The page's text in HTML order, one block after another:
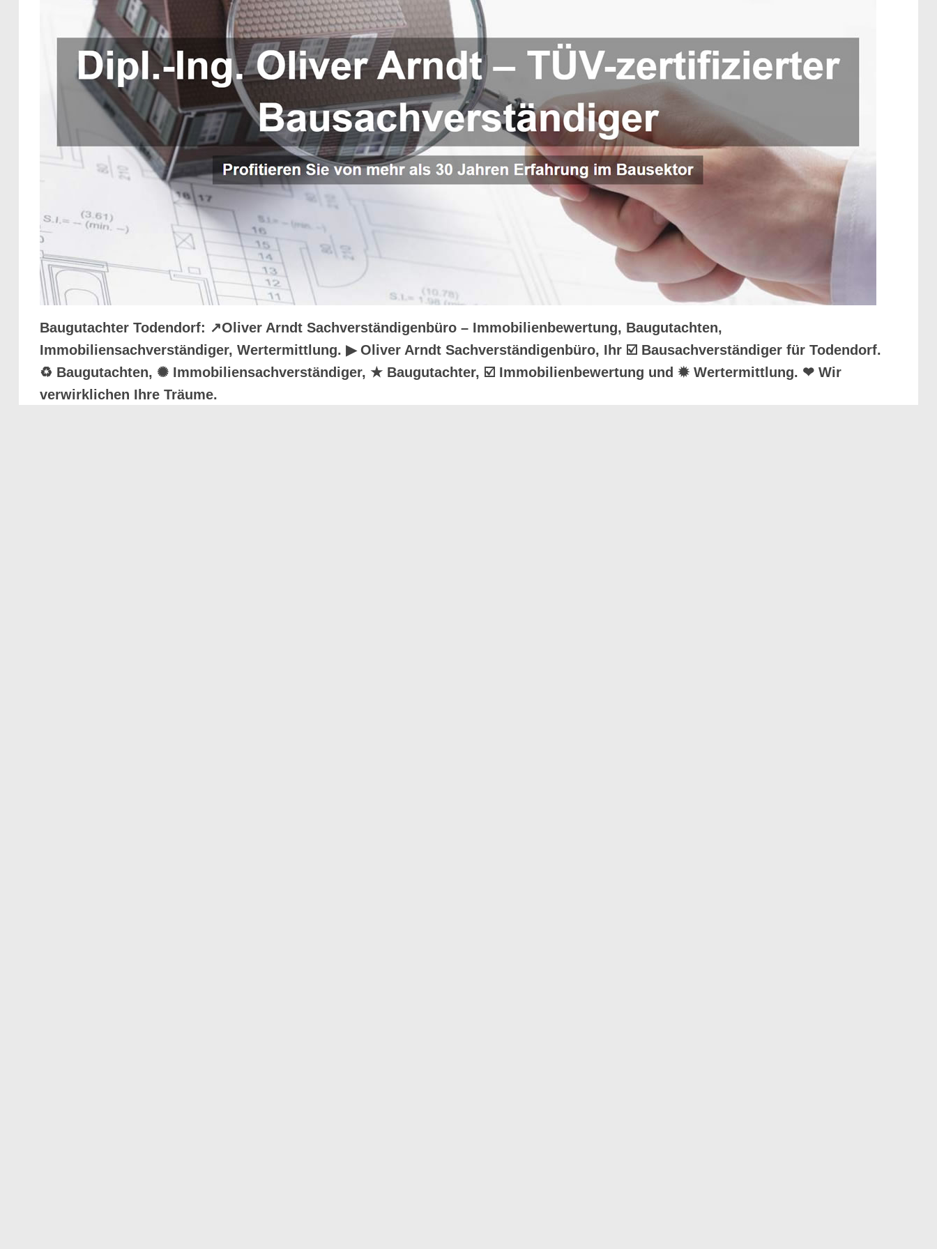
Baugutachter Todendorf: ↗️Oliver Arndt Sachverständigenbüro – Immobilienbewertung, Baugutachten,
Immobiliensachverständiger, Wertermittlung. ▶︎ Oliver Arndt Sachverständigenbüro, Ihr ☑️ Bausachverständiger für Todendorf.
♻ Baugutachten, ✺ Immobiliensachverständiger, ★ Baugutachter, ☑️ Immobilienbewertung und ✹ Wertermittlung. ❤ Wir
verwirklichen Ihre Träume.